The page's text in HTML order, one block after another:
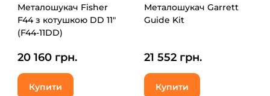
Металошукач Fisher
F44 з котушкою DD 11"
(F44-11DD)
20 160 грн.
Купити
Металошукач Garrett
Guide Kit
21 552 грн.
Купити